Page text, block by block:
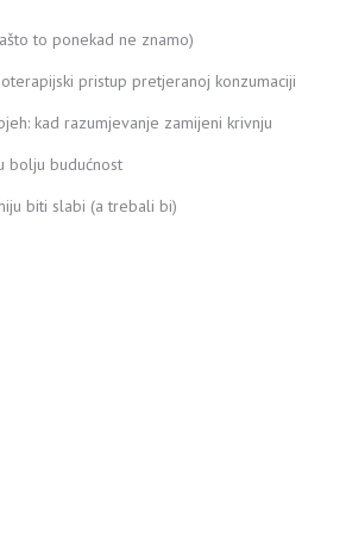
to ponekad ne znamo)
pristup pretjeranoj konzumaciji
kad razumjevanje zamijeni krivnju
bolju budućnost
biti slabi (a trebali bi)